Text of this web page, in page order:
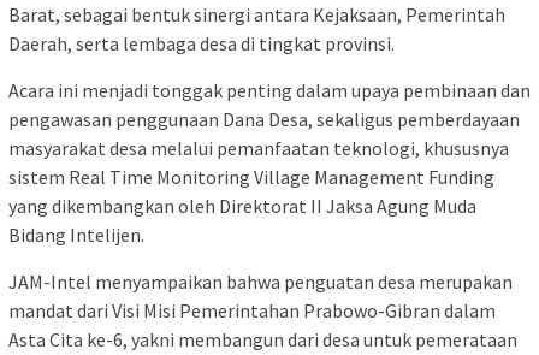
Barat, sebagai bentuk sinergi antara Kejaksaan, Pemerintah
Daerah, serta lembaga desa di tingkat provinsi.
Acara ini menjadi tonggak penting dalam upaya pembinaan dan
pengawasan penggunaan Dana Desa, sekaligus pemberdayaan
masyarakat desa melalui pemanfaatan teknologi, khususnya
sistem Real Time Monitoring Village Management Funding
yang dikembangkan oleh Direktorat II Jaksa Agung Muda
Bidang Intelijen.
JAM-Intel menyampaikan bahwa penguatan desa merupakan
mandat dari Visi Misi Pemerintahan Prabowo-Gibran dalam
Asta Cita ke-6, yakni membangun dari desa untuk pemerataan